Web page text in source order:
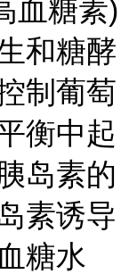
糖素)
和糖酵
制葡萄
衡中起
岛素的
素诱导
糖水